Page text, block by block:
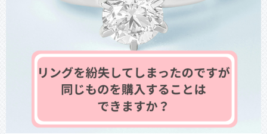
お店からのお知らせ